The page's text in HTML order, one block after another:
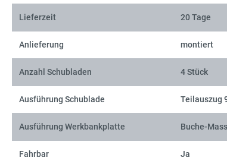
Lieferzeit 20 Tage
Anlieferung montiert
Anzahl Schubladen 4 Stück
Ausführung Schublade Teilauszug
Ausführung Werkbankplatte Buche-
Fahrbar Ja